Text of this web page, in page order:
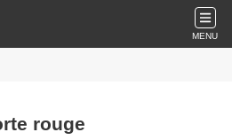
MENU
rouge